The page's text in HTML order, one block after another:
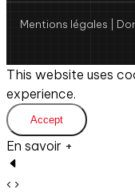
Mentions légales
This website uses
experience.
Accept
En savoir +
‹ ›